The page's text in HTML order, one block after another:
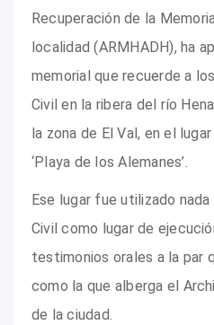
Recuperación de la
localidad (ARMHADH), ha
memorial que recuerde a
Civil en la ribera del río
la zona de El Val, en el
‘Playa de los Alemanes’.
Ese lugar fue utilizado
Civil como lugar de
testimonios orales a la par
como la que alberga el
de la ciudad.